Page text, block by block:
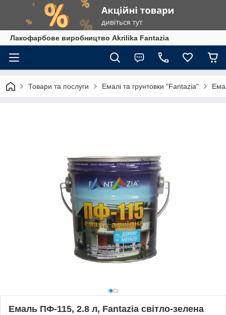
Лакофарбове виробництво Akrilika Fantazia
Товари та послуги Емалі та грунтовки "Fantazia"
Емаль ПФ-115, 2.8 л, Fantazia світло-зелена